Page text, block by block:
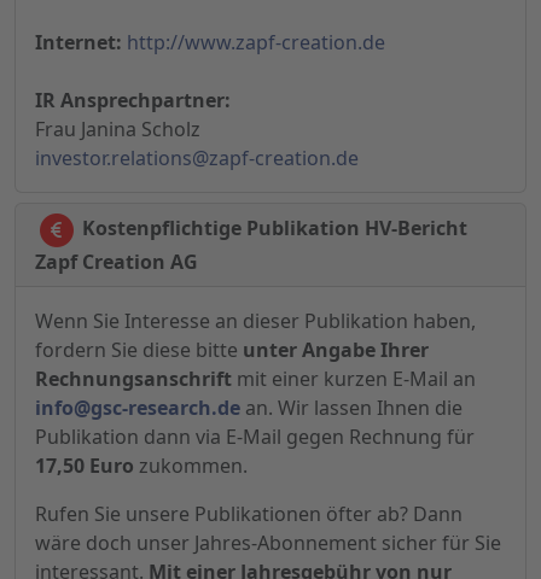
Internet: http://www.zapf-creation.de
IR Ansprechpartner:
Frau Janina Scholz
investor.relations@zapf-creation.de
Kostenpflichtige Publikation HV-Bericht
Zapf Creation AG
Wenn Sie Interesse an dieser Publikation haben,
fordern Sie diese bitte unter Angabe Ihrer
Rechnungsanschrift mit einer kurzen E-Mail an
info@gsc-research.de an. Wir lassen Ihnen die
Publikation dann via E-Mail gegen Rechnung für
17,50 Euro zukommen.
Rufen Sie unsere Publikationen öfter ab? Dann
wäre doch unser Jahres-Abonnement sicher für Sie
interessant. Mit einer Jahresgebühr von nur